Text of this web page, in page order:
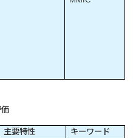
主要特性
キーワード